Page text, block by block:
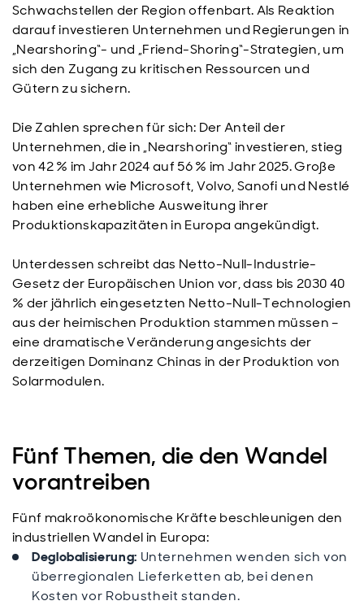
Schwachstellen der Region offenbart. Als Reaktion
darauf investieren Unternehmen und Regierungen in
„Nearshoring“- und „Friend-Shoring“-Strategien, um
sich den Zugang zu kritischen Ressourcen und
Gütern zu sichern.
Die Zahlen sprechen für sich: Der Anteil der
Unternehmen, die in „Nearshoring“ investieren, stieg
von 42 % im Jahr 2024 auf 56 % im Jahr 2025. Große
Unternehmen wie Microsoft, Volvo, Sanofi und Nestlé
haben eine erhebliche Ausweitung ihrer
Produktionskapazitäten in Europa angekündigt.
Unterdessen schreibt das Netto-Null-Industrie-
Gesetz der Europäischen Union vor, dass bis 2030 40
% der jährlich eingesetzten Netto-Null-Technologien
aus der heimischen Produktion stammen müssen –
eine dramatische Veränderung angesichts der
derzeitigen Dominanz Chinas in der Produktion von
Solarmodulen.
Fünf Themen, die den Wandel
vorantreiben
Fünf makroökonomische Kräfte beschleunigen den
industriellen Wandel in Europa:
Deglobalisierung: Unternehmen wenden sich von
überregionalen Lieferketten ab, bei denen
Kosten vor Robustheit standen.